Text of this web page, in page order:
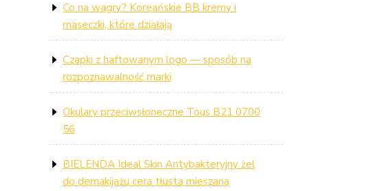
Co na wagry? Koreańskie BB kremy i
maseczki, które działają
Czapki z haftowanym logo — sposób na
rozpoznawalność marki
Okulary przeciwsłoneczne Tous B21 0700
56
BIELENDA Ideal Skin Antybakteryjny żel
do demakijażu cera tłusta mieszana